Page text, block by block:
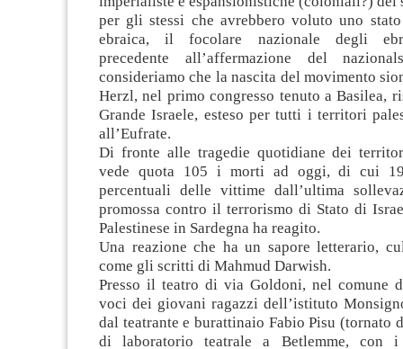
per gli stessi che avrebbero voluto uno
ebraica, il focolare nazionale degli
precedente all’affermazione del
consideriamo che la nascita del movimento
Herzl, nel primo congresso tenuto a Basilea,
Grande Israele, esteso per tutti i territori
all’Eufrate.
Di fronte alle tragedie quotidiane dei
vede quota 105 i morti ad oggi, di cui
percentuali delle vittime dall’ultima
promossa contro il terrorismo di Stato di
Palestinese in Sardegna ha reagito.
Una reazione che ha un sapore letterario,
come gli scritti di Mahmud Darwish.
Presso il teatro di via Goldoni, nel comune
voci dei giovani ragazzi dell’istituto
dal teatrante e burattinaio Fabio Pisu (tornato
di laboratorio teatrale a Betlemme, con